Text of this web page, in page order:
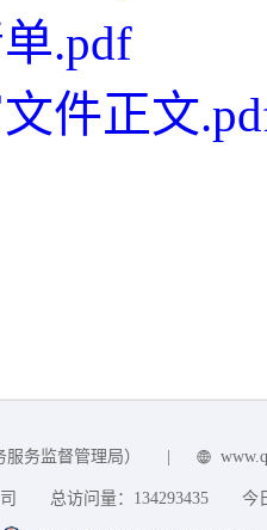
.pdf
件正文
务监督管理局）
总访问量： 134293435 今